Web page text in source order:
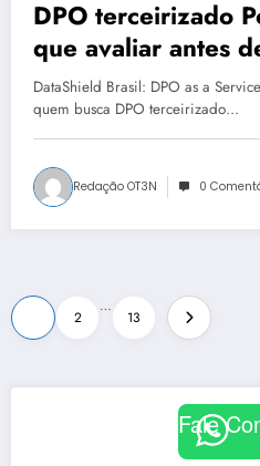
DPO terceirizado
que avaliar antes
DataShield Brasil: DPO as a
quem busca DPO terceirizado…
Redação OT3N 0
Paginação
de
posts
2
…
13
Fale